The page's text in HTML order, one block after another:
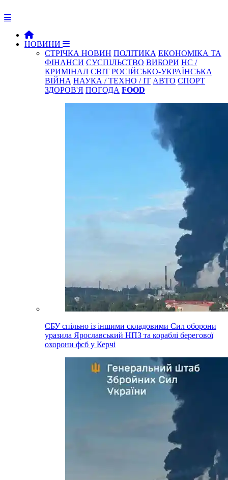
НОВИНИ
СТРІЧКА НОВИН ПОЛІТИКА ЕКОНОМІКА ТА
ФІНАНСИ СУСПІЛЬСТВО ВИБОРИ НС /
КРИМІНАЛ СВІТ РОСІЙСЬКО-УКРАЇНСЬКА
ВІЙНА НАУКА / ТЕХНО / IT АВТО СПОРТ
ЗДОРОВ'Я ПОГОДА FOOD
СБУ спільно із іншими складовими Сил оборони
уразила Ярославський НПЗ та кораблі берегової
охорони фсб у Керчі